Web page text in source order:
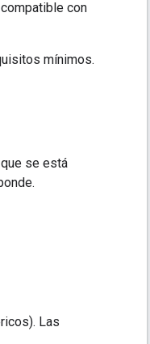
con
mínimos.
se está
Las